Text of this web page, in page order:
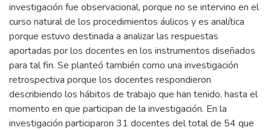
investigación fue observacional, porque no se intervino en el
curso natural de los procedimientos áulicos y es analítica
porque estuvo destinada a analizar las respuestas
aportadas por los docentes en los instrumentos diseñados
para tal fin. Se planteó también como una investigación
retrospectiva porque los docentes respondieron
describiendo los hábitos de trabajo que han tenido, hasta el
momento en que participan de la investigación. En la
investigación participaron 31 docentes del total de 54 que